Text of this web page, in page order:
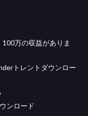
万の収益がありま
トレントダウンロー
ンロード